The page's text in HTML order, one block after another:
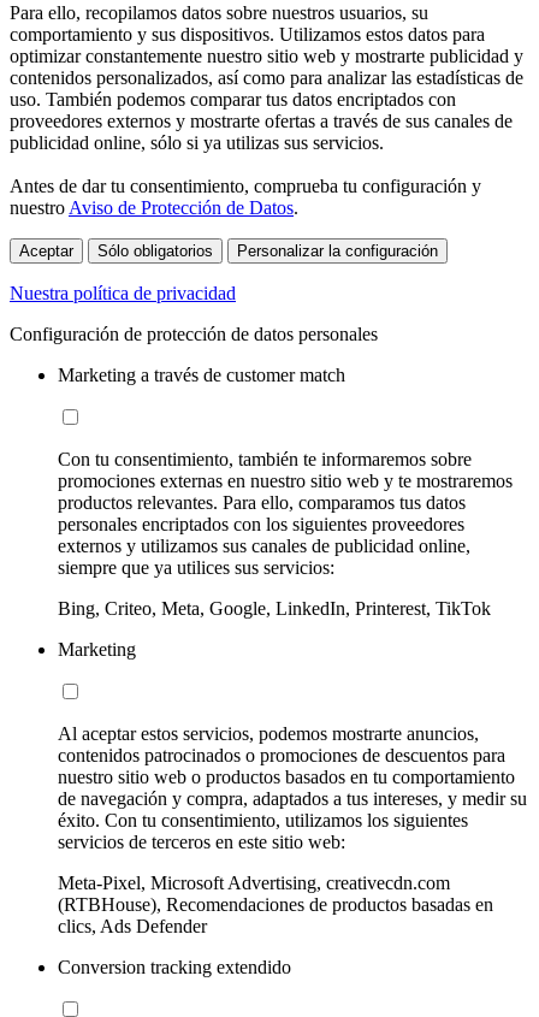
Para ello, recopilamos datos sobre nuestros usuarios, su
comportamiento y sus dispositivos. Utilizamos estos datos para
optimizar constantemente nuestro sitio web y mostrarte publicidad y
contenidos personalizados, así como para analizar las estadísticas de
uso. También podemos comparar tus datos encriptados con
proveedores externos y mostrarte ofertas a través de sus canales de
publicidad online, sólo si ya utilizas sus servicios.
Antes de dar tu consentimiento, comprueba tu configuración y
nuestro Aviso de Protección de Datos.
Aceptar Sólo obligatorios Personalizar la configuración
Nuestra política de privacidad
Configuración de protección de datos personales
Marketing a través de customer match
Con tu consentimiento, también te informaremos sobre
promociones externas en nuestro sitio web y te mostraremos
productos relevantes. Para ello, comparamos tus datos
personales encriptados con los siguientes proveedores
externos y utilizamos sus canales de publicidad online,
siempre que ya utilices sus servicios:
Bing, Criteo, Meta, Google, LinkedIn, Printerest, TikTok
Marketing
Al aceptar estos servicios, podemos mostrarte anuncios,
contenidos patrocinados o promociones de descuentos para
nuestro sitio web o productos basados en tu comportamiento
de navegación y compra, adaptados a tus intereses, y medir su
éxito. Con tu consentimiento, utilizamos los siguientes
servicios de terceros en este sitio web:
Meta-Pixel, Microsoft Advertising, creativecdn.com
(RTBHouse), Recomendaciones de productos basadas en
clics, Ads Defender
Conversion tracking extendido